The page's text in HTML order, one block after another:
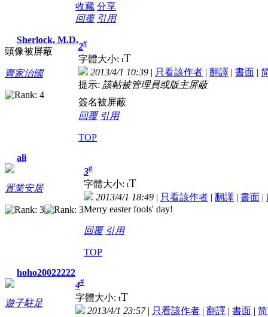
收藏 分享
回覆 引用
Sherlock, M.D.
頭像被屏蔽
齊家治國
2#
字體大小: tT
2013/4/1 10:39 | 只看該作者 | 翻譯 | 書面 |
提示: 該帖被管理員或版主屏蔽
簽名被屏蔽
回覆 引用
TOP
ali
置業安居
3#
字體大小: tT
2013/4/1 18:49 | 只看該作者 | 翻譯 | 書面 |
Merry easter fools' day!
回覆 引用
TOP
hoho20022222
遊子駐足
4#
字體大小: tT
2013/4/1 23:57| 只看該作者 | 翻譯 | 書面 | 简